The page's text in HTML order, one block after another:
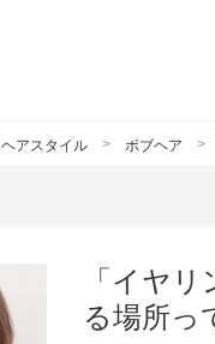
ヘアスタイル ボブヘア
「イヤ
る場所っ